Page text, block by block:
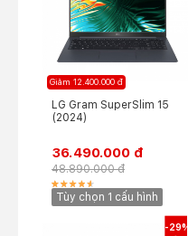
Giảm 12.400.000 đ
LG Gram SuperSlim 15
(2024)
36.490.000 đ
48.890.000 đ
Tùy chọn 1 cấu hình
-29%